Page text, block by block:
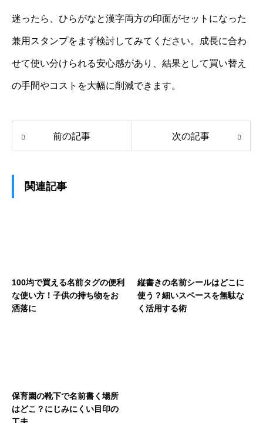
迷ったら、ひらがなと漢字両方の印面がセットになった
兼用スタンプをまず検討してみてください。成長に合わ
せて使い分けられる安心感があり、結果として買い替え
の手間やコストを大幅に削減できます。
前の記事 次の記事
関連記事
100均で買える名前タグの便利
な使い方！子供の持ち物をお
洒落に
縦書きの名前シールはどこに
使う？細いスペースを無駄な
く活用する術
保育園の靴下で名前書く場所
はどこ？にじみにくい目印の